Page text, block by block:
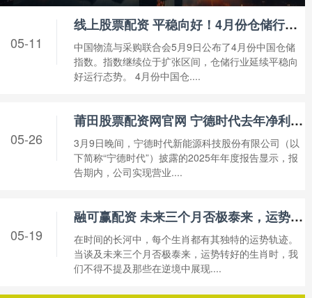
线上股票配资 平稳向好！4月份仓储行业运行稳健，市场活力持续释放
中国物流与采购联合会5月9日公布了4月份中国仓储
指数。指数继续位于扩张区间，仓储行业延续平稳向
好运行态势。 4月份中国仓....
05-11
莆田股票配资网官网 ​宁德时代去年净利润同比增长42.28%
3月9日晚间，宁德时代新能源科技股份有限公司（以
下简称“宁德时代”）披露的2025年年度报告显示，报
告期内，公司实现营业....
05-26
融可赢配资 未来三个月否极泰来，运势转好的生肖
在时间的长河中，每个生肖都有其独特的运势轨迹。
当谈及未来三个月否极泰来，运势转好的生肖时，我
们不得不提及那些在逆境中展现....
05-19